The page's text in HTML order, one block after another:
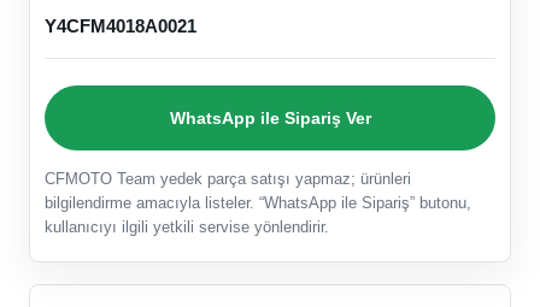
Y4CFM4018A0021
WhatsApp ile Sipariş Ver
CFMOTO Team yedek parça satışı yapmaz; ürünleri
bilgilendirme amacıyla listeler. “WhatsApp ile Sipariş” butonu,
kullanıcıyı ilgili yetkili servise yönlendirir.